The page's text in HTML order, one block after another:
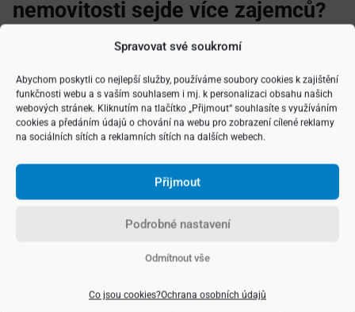
Spravovat své soukromí
Abychom poskytli co nejlepší služby, používáme soubory cookies k zajištění
funkčnosti webu a s vaším souhlasem i mj. k personalizaci obsahu našich
webových stránek. Kliknutím na tlačítko „Přijmout“ souhlasíte s využíváním
cookies a předáním údajů o chování na webu pro zobrazení cílené reklamy
na sociálních sítích a reklamních sítích na dalších webech.
Přijmout
Odmítnout vše
Podrobné nastavení
Co jsou cookies?Ochrana osobních údajů
nemovitosti sejde více zajemců?
Jaký bude další postup?
Tato situace vyžaduje profesionalitu makléře. Pokud
makléř zarezervuje nemovitost s prvním zájemcem, může
se stát, že přijde další zájemce s vyšší nabídkou kupní
ceny. Tím vás makléř může poškodit a vy tak můžete přijít
vás měl vyjednávat a měl by svým jednáním zajistit
dosažení maximální možné ceny vaší nemovitosti,
ceny nemovitosti. Praxí některých konkurenčních RK bývá